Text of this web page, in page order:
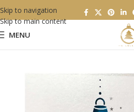
Skip to navigation
Skip to main content
MENU